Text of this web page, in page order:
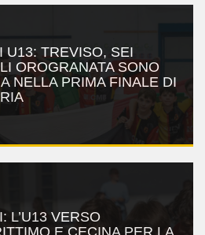
U13: TREVISO, SEI
OROGRANATA SONO
NELLA PRIMA FINALE DI
L’U13 VERSO